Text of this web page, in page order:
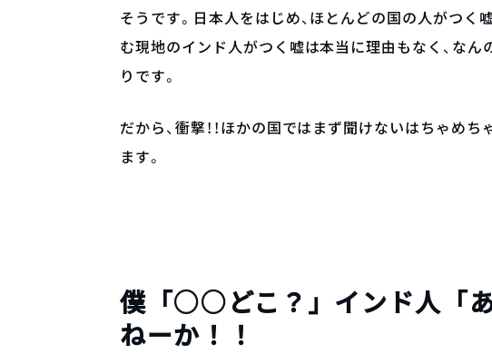
そうです。日本人をはじめ、ほとんどの国の人がつく
む現地のインド人がつく嘘は本当に理由もなく、な
りです。
だから、衝撃！！ほかの国ではまず聞けないはちゃめ
ます。
僕「○○どこ？」インド人「
ねーか！！